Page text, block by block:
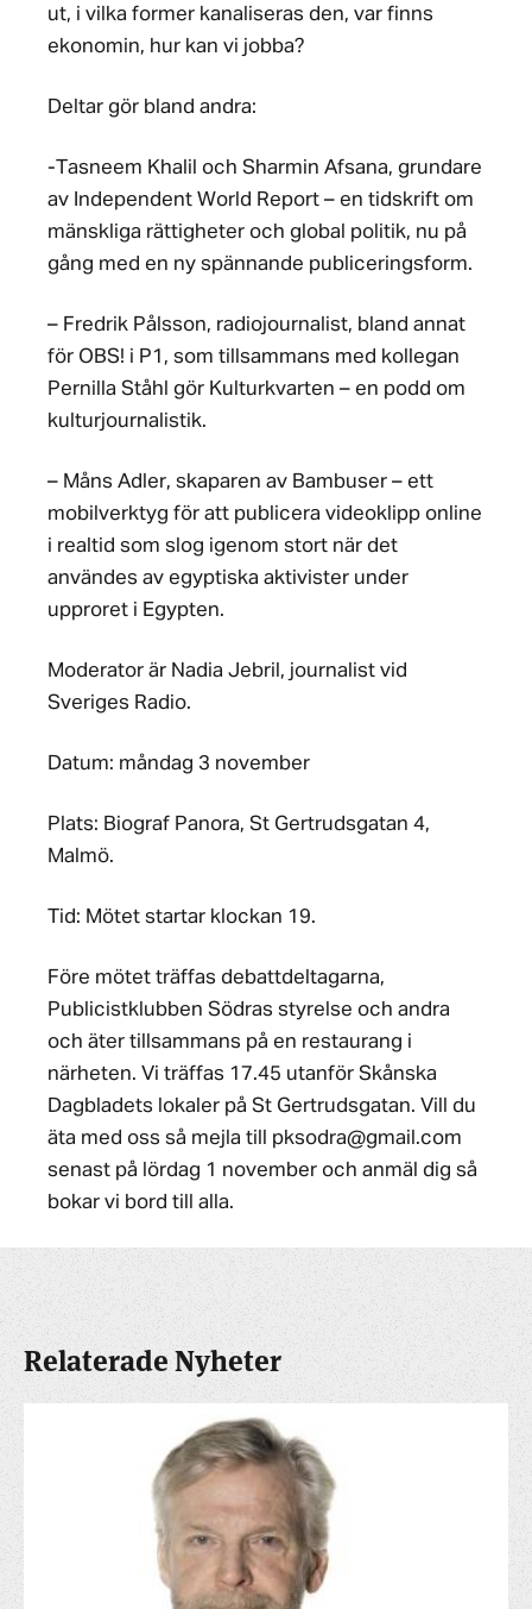
ut, i vilka former kanaliseras den, var finns
ekonomin, hur kan vi jobba?
Deltar gör bland andra:
-Tasneem Khalil och Sharmin Afsana, grundare
av Independent World Report – en tidskrift om
mänskliga rättigheter och global politik, nu på
gång med en ny spännande publiceringsform.
– Fredrik Pålsson, radiojournalist, bland annat
för OBS! i P1, som tillsammans med kollegan
Pernilla Ståhl gör Kulturkvarten – en podd om
kulturjournalistik.
– Måns Adler, skaparen av Bambuser – ett
mobilverktyg för att publicera videoklipp online
i realtid som slog igenom stort när det
användes av egyptiska aktivister under
upproret i Egypten.
Moderator är Nadia Jebril, journalist vid
Sveriges Radio.
Datum: måndag 3 november
Plats: Biograf Panora, St Gertrudsgatan 4,
Malmö.
Tid: Mötet startar klockan 19.
Före mötet träffas debattdeltagarna,
Publicistklubben Södras styrelse och andra
och äter tillsammans på en restaurang i
närheten. Vi träffas 17.45 utanför Skånska
Dagbladets lokaler på St Gertrudsgatan. Vill du
äta med oss så mejla till pksodra@gmail.com
senast på lördag 1 november och anmäl dig så
bokar vi bord till alla.
Relaterade Nyheter